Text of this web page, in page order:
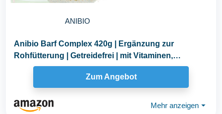
ANIBIO
Anibio Barf Complex 420g | Ergänzung zur
Rohfütterung | Getreidefrei | mit Vitaminen,
Mineralien...
Zum Angebot
Mehr anzeigen ⏷